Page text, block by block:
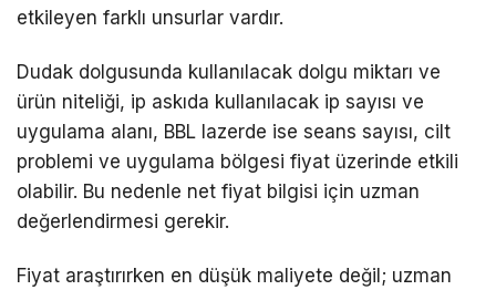
etkileyen farklı unsurlar vardır.
Dudak dolgusunda kullanılacak dolgu miktarı ve
ürün niteliği, ip askıda kullanılacak ip sayısı ve
uygulama alanı, BBL lazerde ise seans sayısı, cilt
problemi ve uygulama bölgesi fiyat üzerinde etkili
olabilir. Bu nedenle net fiyat bilgisi için uzman
değerlendirmesi gerekir.
Fiyat araştırırken en düşük maliyete değil; uzman